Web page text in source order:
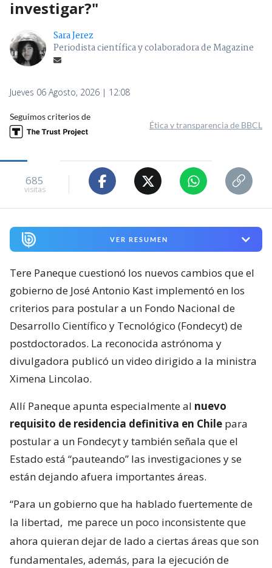
investigar?"
Sara Jerez
Periodista científica y colaboradora de Magazine
Jueves 06 Agosto, 2026 | 12:08
Seguimos criterios de
Ética y transparencia de BBCL
685
visitas
VER RESUMEN
Tere Paneque cuestionó los nuevos cambios que el
gobierno de José Antonio Kast implementó en los
criterios para postular a un Fondo Nacional de
Desarrollo Científico y Tecnológico (Fondecyt) de
postdoctorados. La reconocida astrónoma y
divulgadora publicó un video dirigido a la ministra
Ximena Lincolao.
Allí Paneque apunta especialmente al nuevo
requisito de residencia definitiva en Chile para
postular a un Fondecyt y también señala que el
Estado está “pauteando” las investigaciones y se
están dejando afuera importantes áreas.
“Para un gobierno que ha hablado fuertemente de
la libertad, me parece un poco inconsistente que
ahora quieran dejar de lado a ciertas áreas que son
fundamentales, además, para la ejecución de